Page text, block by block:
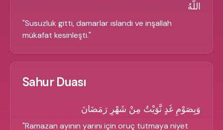
اللَّهُ
"Susuzluk gitti, damarlar ıslandı ve inşallah
mükafat kesinleşti."
Sahur Duası
وَبِصَوْمِ غَدٍ نَّوَيْتُ مِنْ شَهْرِ رَمَضَانَ
"Ramazan ayının yarını için oruç tutmaya niyet